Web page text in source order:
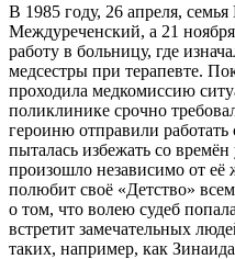
В 1985 году, 26 апреля,
Междуреченский, а 21
работу в больницу, где
медсестры при терапевте.
проходила медкомиссию
поликлинике срочно
героиню отправили работать
пыталась избежать со
произошло независимо от
полюбит своё «Детство»
о том, что волею судеб
встретит замечательных
таких, например, как